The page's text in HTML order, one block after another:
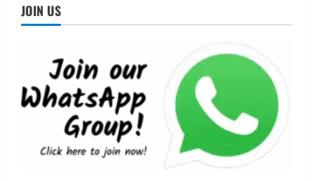
JOIN US
‘संकल्प कांवड़ यात्रा’
2
UTTARAKHAND NEWS
उत्तराखंड में गूँजा “2036 में ओलंपिक हमारा हो”
का नारा; हर की पौड़ी से ऋषिकेश तक निकली
भव्य संकल्प यात्रा
August 10, 2026